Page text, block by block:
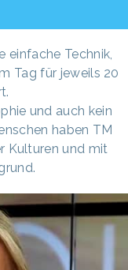
einfache Technik,
Tag für jeweils 20
und auch kein
haben TM
Kulturen und mit